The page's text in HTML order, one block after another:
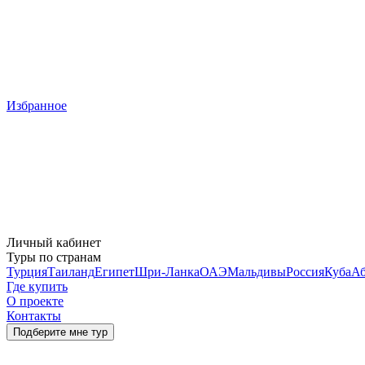
Избранное
Личный кабинет
Туры по странам
ТурцияТаиландЕгипетШри-ЛанкаОАЭМальдивыРоссияКуба
Где купить
О проекте
Контакты
Подберите мне тур